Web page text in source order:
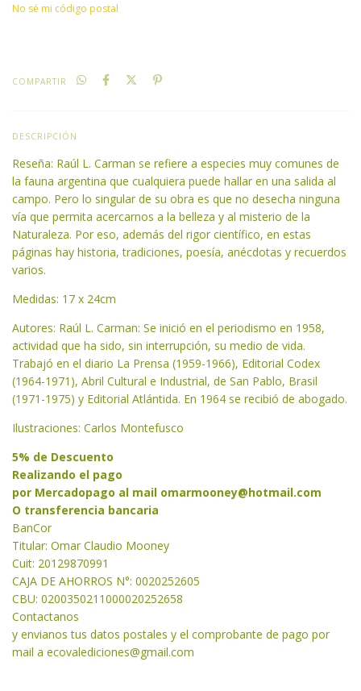
No sé mi código postal
COMPARTIR
DESCRIPCIÓN
Reseña: Raúl L. Carman se refiere a especies muy comunes de
la fauna argentina que cualquiera puede hallar en una salida al
campo. Pero lo singular de su obra es que no desecha ninguna
vía que permita acercarnos a la belleza y al misterio de la
Naturaleza. Por eso, además del rigor científico, en estas
páginas hay historia, tradiciones, poesía, anécdotas y recuerdos
varios.
Medidas: 17 x 24cm
Autores: Raúl L. Carman: Se inició en el periodismo en 1958,
actividad que ha sido, sin interrupción, su medio de vida.
Trabajó en el diario La Prensa (1959-1966), Editorial Codex
(1964-1971), Abril Cultural e Industrial, de San Pablo, Brasil
(1971-1975) y Editorial Atlántida. En 1964 se recibió de abogado.
Ilustraciones: Carlos Montefusco
5% de Descuento
Realizando el pago
por Mercadopago al mail omarmooney@hotmail.com
O transferencia bancaria
BanCor
Titular: Omar Claudio Mooney
Cuit: 20129870991
CAJA DE AHORROS N°: 0020252605
CBU: 0200350211000020252658
Contactanos
y envianos tus datos postales y el comprobante de pago por
mail a ecovalediciones@gmail.com